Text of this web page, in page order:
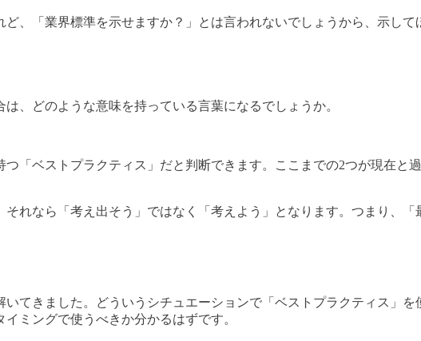
、「業界標準を示せますか？」とは言われないでしょうから、示し
、どのような意味を持っている言葉になるでしょうか。
「ベストプラクティス」だと判断できます。ここまでの2つが現在と
れなら「考え出そう」ではなく「考えよう」となります。つまり、
てきました。どういうシチュエーションで「ベストプラクティス」
ミングで使うべきか分かるはずです。